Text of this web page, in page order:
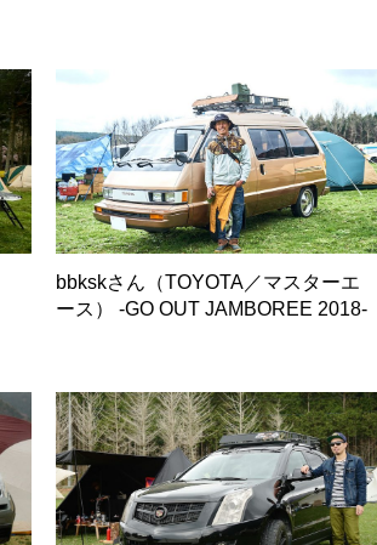
bbkskさん（TOYOTA／マスターエ
ース） -GO OUT JAMBOREE 2018-